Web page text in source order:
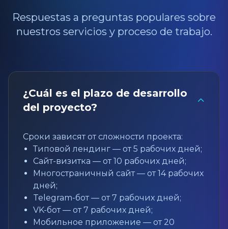
Respuestas a preguntas populares sobre
nuestros servicios y proceso de trabajo.
¿Cuál es el plazo de desarrollo
del proyecto?
Сроки зависят от сложности проекта:
Типовой лендинг — от 5 рабочих дней;
Сайт-визитка — от 10 рабочих дней;
Многостраничный сайт — от 14 рабочих
дней;
Telegram-бот — от 7 рабочих дней;
VK-бот — от 7 рабочих дней;
Мобильное приложение — от 20